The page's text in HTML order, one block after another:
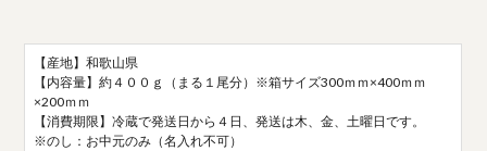
【産地】和歌山県
【内容量】約４００ｇ（まる１尾分）※箱サイズ300ｍｍ×400ｍｍ
×200ｍｍ
【消費期限】冷蔵で発送日から４日、発送は木、金、土曜日です。
※のし：お中元のみ（名入れ不可）